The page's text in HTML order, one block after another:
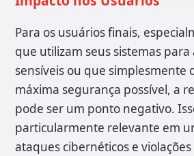
Para os usuários finais,
que utilizam seus sistemas para
sensíveis ou que simplesmente
máxima segurança possível, a
pode ser um ponto negativo.
particularmente relevante em
ataques cibernéticos e